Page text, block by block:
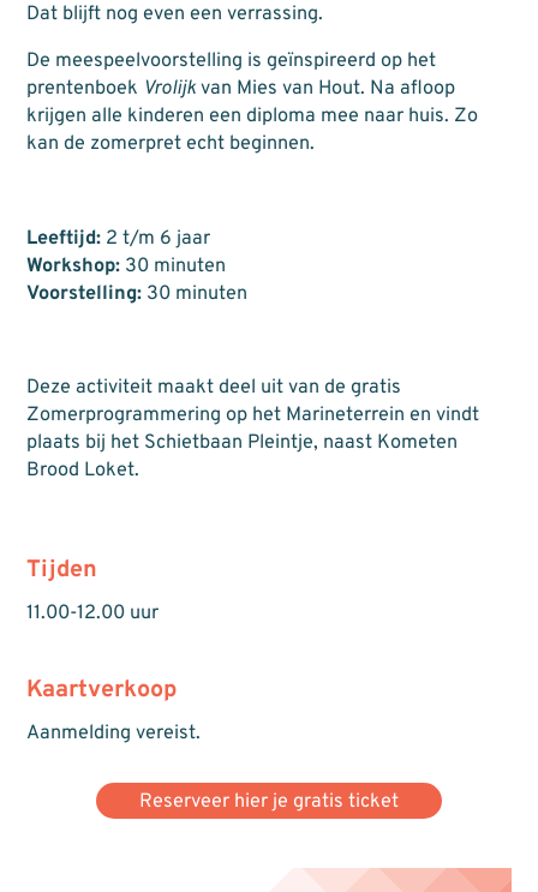
Dat blijft nog even een verrassing.
De meespeelvoorstelling is geïnspireerd op het
prentenboek Vrolijkvan Mies van Hout. Na afloop
krijgen alle kinderen een diploma mee naar huis. Zo
kan de zomerpret echt beginnen.
Leeftijd:2 t/m 6 jaar
Workshop:30 minuten
Voorstelling:30 minuten
Deze activiteit maakt deel uit van de gratis
Zomerprogrammering op het Marineterrein en vindt
plaats bij het Schietbaan Pleintje, naast Kometen
Brood Loket.
Tijden
11.00-12.00 uur
Kaartverkoop
Aanmelding vereist.
Reserveer hier je gratis ticket